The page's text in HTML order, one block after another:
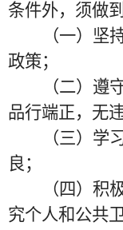
条件外，须做到
（一）坚
政策；
（二）遵
品行端正，无
（三）学
良；
（四）积
究个人和公共